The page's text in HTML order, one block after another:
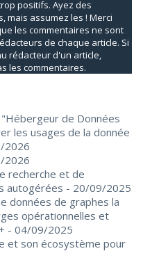
positifs. Ayez des
mais assumez les ! Merci
les commentaires ne sont
de chaque article. Si
rédacteur d'un article,
les commentaires.
de Données
les usages de la donnée
2026
2026
recherche et de
autogérées - 20/09/2025
données de graphes la
opérationnelles et
- 04/09/2025
et son écosystème pour